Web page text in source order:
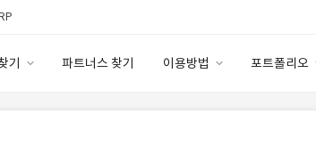
기 파트너스 찾기 이용방법 포트폴리오